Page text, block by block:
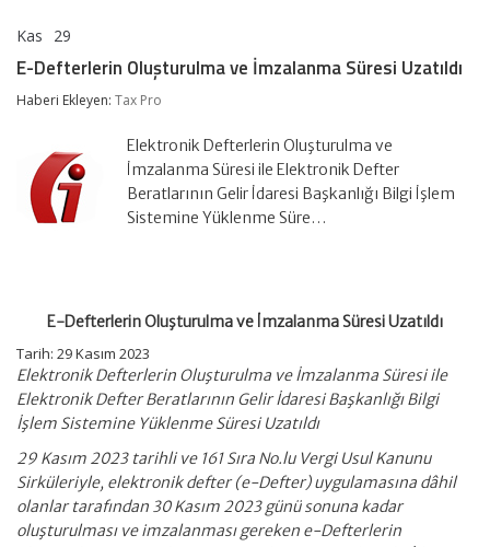
Kas 29
Oluşturulma
İmzalanma
Uzatıldı
E-Defterlerin Oluşturulma ve İmzalanma Süresi Uzatıldı
Haberi Ekleyen: Tax Pro
Elektronik Defterlerin Oluşturulma ve
İmzalanma Süresi ile Elektronik Defter
Beratlarının Gelir İdaresi Başkanlığı Bilgi İşlem
Sistemine Yüklenme Süre…
E-Defterlerin Oluşturulma ve İmzalanma Süresi Uzatıldı
Tarih: 29 Kasım 2023
Elektronik Defterlerin Oluşturulma ve İmzalanma Süresi ile
Elektronik Defter Beratlarının Gelir İdaresi Başkanlığı Bilgi
İşlem Sistemine Yüklenme Süresi Uzatıldı
29 Kasım 2023 tarihli ve 161 Sıra No.lu Vergi Usul Kanunu
Sirküleriyle, elektronik defter (e-Defter) uygulamasına dâhil
olanlar tarafından 30 Kasım 2023 günü sonuna kadar
oluşturulması ve imzalanması gereken e-Defterlerin